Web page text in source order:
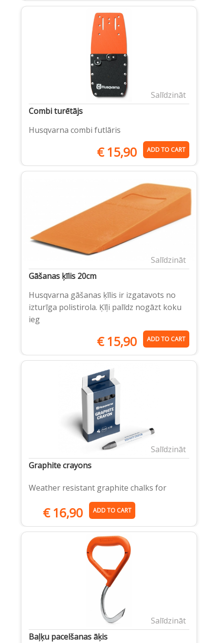
Salīdzināt
Combi turētājs
Husqvarna combi futlāris
€15,90 ADD TO CART
Salīdzināt
Gāšanas ķīlis 20cm
Husqvarna gāšanas ķīlis ir izgatavots no
izturīga polistirola. Ķīļi palīdz nogāzt koku
ieg
€15,90 ADD TO CART
Salīdzināt
Graphite crayons
Weather resistant graphite chalks for
€ 16,90 ADD TO CART
Salīdzināt
Baļķu pacelšanas āķis